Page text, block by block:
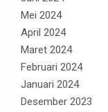
Mei 2024
April 2024
Maret 2024
Februari 2024
Januari 2024
Desember 2023